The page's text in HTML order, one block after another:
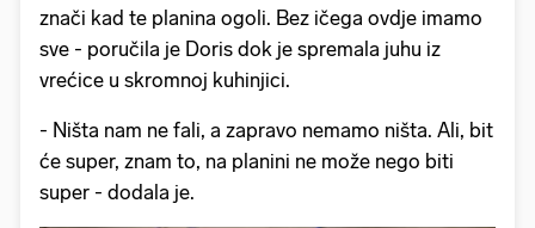
znači kad te planina ogoli. Bez ičega ovdje imamo
sve - poručila je Doris dok je spremala juhu iz
vrećice u skromnoj kuhinjici.
- Ništa nam ne fali, a zapravo nemamo ništa. Ali, bit
će super, znam to, na planini ne može nego biti
super - dodala je.